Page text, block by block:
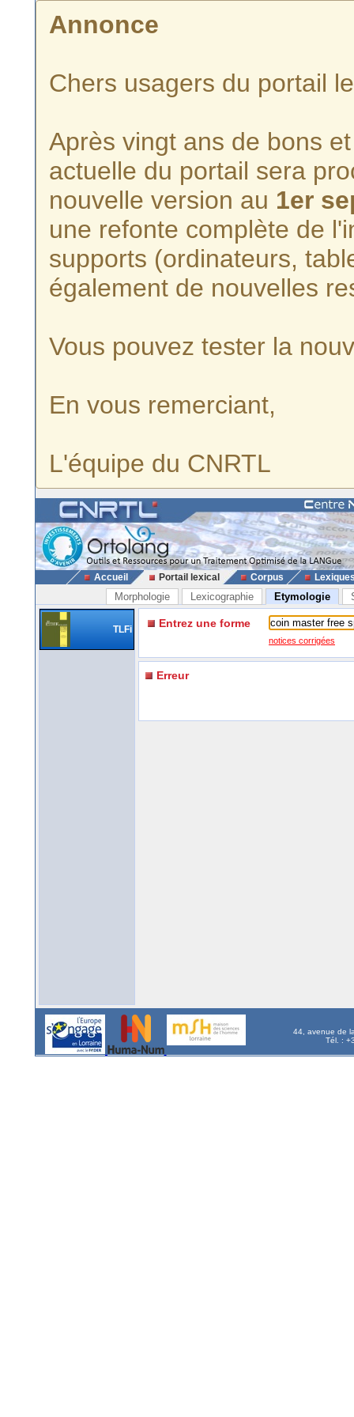
Annonce
Chers usagers du portail
Après vingt ans de bons
actuelle du portail sera
nouvelle version au 1er
une refonte complète de
supports (ordinateurs,
également de nouvelles
Vous pouvez tester la
En vous remerciant,
L'équipe du CNRTL
Accueil Portail lexical Corpus
Morphologie Lexicographie Etymologie
TLFi Entrez une forme
notices corrigées
Erreur
44, avenue de
Tél. :